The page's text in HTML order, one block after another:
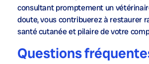
consultant promptement un
doute, vous contribuerez à restaurer
santé cutanée et pilaire de votre
Questions